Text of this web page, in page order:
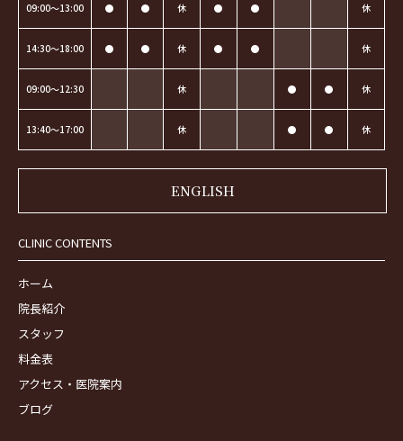
09:00～13:00 ● ● 休 ● ● 休
14:30～18:00 ● ● 休 ● ● 休
09:00～12:30 休 ● ● 休
13:40～17:00 休 ● ● 休
ENGLISH
CLINIC CONTENTS
ホーム
院長紹介
スタッフ
料金表
アクセス・医院案内
ブログ